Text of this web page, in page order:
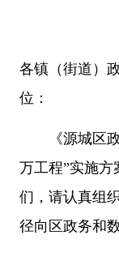
各镇（街道）
位：
《源城区政
万工程”实施
们，请认真组
径向区政务和